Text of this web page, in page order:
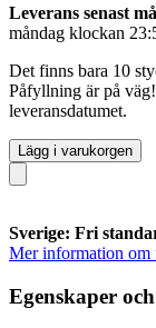
Leverans senast
måndag klockan
Det finns bara 10
Påfyllning är på
leveransdatumet.
Lägg i varukorgen
Sverige: Fri
Mer information om
Egenskaper